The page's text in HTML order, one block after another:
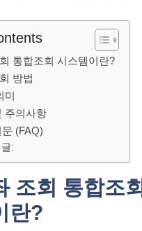
통합조회 시스템이란?
방법
미
주의사항
(FAQ)
:
조회 통합조회
란?